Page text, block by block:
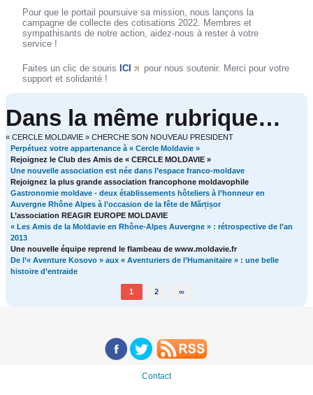
Pour que le portail poursuive sa mission, nous lançons la
campagne de collecte des cotisations 2022. Membres et
sympathisants de notre action, aidez-nous à rester à votre
service !
Faites un clic de souris ICI
pour nous soutenir. Merci pour votre
support et solidarité !
Dans la même rubrique…
« CERCLE MOLDAVIE » CHERCHE SON NOUVEAU PRESIDENT
Perpétuez votre appartenance à « Cercle Moldavie »
Rejoignez le Club des Amis de « CERCLE MOLDAVIE »
Une nouvelle association est née dans l’espace franco-moldave
Rejoignez la plus grande association francophone moldavophile
Gastronomie moldave - deux établissements hôteliers à l’honneur en
Auvergne Rhône Alpes à l’occasion de la fête de Mărțișor
L’association REAGIR EUROPE MOLDAVIE
« Les Amis de la Moldavie en Rhône-Alpes Auvergne » : rétrospective de l’an
2013
Une nouvelle équipe reprend le flambeau de www.moldavie.fr
De l’« Aventure Kosovo » aux « Aventuriers de l’Humanitaire » : une belle
histoire d’entraide
1 2 ∞
Contact